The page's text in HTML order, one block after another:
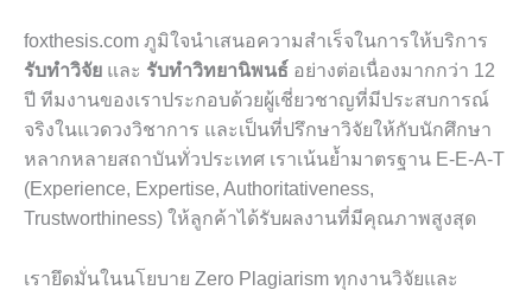
foxthesis.com ภูมิใจนำเสนอความสำเร็จในการให้บริการ
รับทำวิจัย และ รับทำวิทยานิพนธ์ อย่างต่อเนื่องมากกว่า 12
ปี ทีมงานของเราประกอบด้วยผู้เชี่ยวชาญที่มีประสบการณ์
จริงในแวดวงวิชาการ และเป็นที่ปรึกษาวิจัยให้กับนักศึกษา
หลากหลายสถาบันทั่วประเทศ เราเน้นย้ำมาตรฐาน E-E-A-T
(Experience, Expertise, Authoritativeness,
Trustworthiness) ให้ลูกค้าได้รับผลงานที่มีคุณภาพสูงสุด
เรายึดมั่นในนโยบาย Zero Plagiarism ทุกงานวิจัยและ